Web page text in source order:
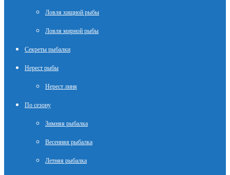
Ловля хищной рыбы
Ловля мирной рыбы
Секреты рыбалки
Нерест рыбы
Нерест линя
По сезону
Зимняя рыбалка
Весенняя рыбалка
Летняя рыбалка